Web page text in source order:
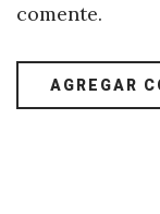
comente.